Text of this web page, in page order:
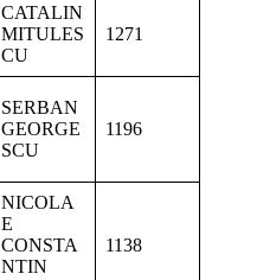
CATALIN
MITULES
CU
1271
SERBAN
GEORGE
SCU
1196
NICOLA
E
CONSTA
NTIN
1138